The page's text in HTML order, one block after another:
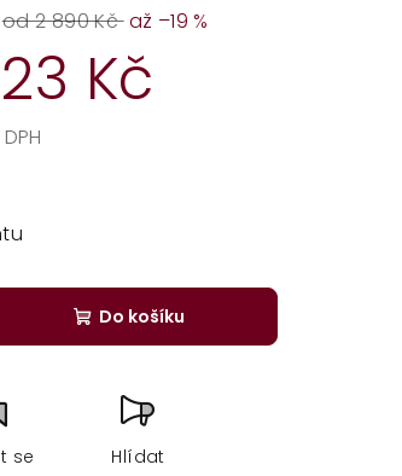
od 2 890 Kčaž –19 %
Kč
Do košíku
se Hlídat